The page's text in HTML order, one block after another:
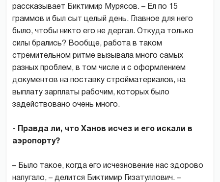
рассказывает Биктимир Мурясов. – Ел по 15
граммов и был сыт целый день. Главное для него
было, чтобы никто его не дергал. Откуда только
силы брались? Вообще, работа в таком
стремительном ритме вызывала много самых
разных проблем, в том числе и с оформлением
документов на поставку стройматериалов, на
выплату зарплаты рабочим, которых было
задействовано очень много.
- Правда ли, что Ханов исчез и его искали в
аэропорту?
– Было такое, когда его исчезновение нас здорово
напугало, – делится Биктимир Гизатуллович. –